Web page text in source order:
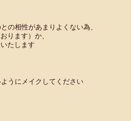
の相性があまりよくない為、
ります）か、
たします
うにメイクしてください